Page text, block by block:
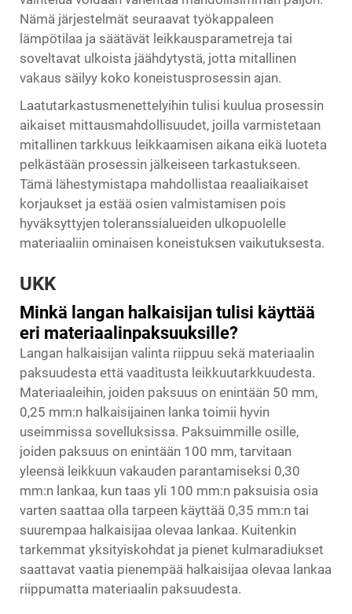
Nämä järjestelmät seuraavat työkappaleen
lämpötilaa ja säätävät leikkausparametreja tai
soveltavat ulkoista jäähdytystä, jotta mitallinen
vakaus säilyy koko koneistusprosessin ajan.
Laatutarkastusmenettelyihin tulisi kuulua prosessin
aikaiset mittausmahdollisuudet, joilla varmistetaan
mitallinen tarkkuus leikkaamisen aikana eikä luoteta
pelkästään prosessin jälkeiseen tarkastukseen.
Tämä lähestymistapa mahdollistaa reaaliaikaiset
korjaukset ja estää osien valmistamisen pois
hyväksyttyjen toleranssialueiden ulkopuolelle
materiaaliin ominaisen koneistuksen vaikutuksesta.
UKK
Minkä langan halkaisijan tulisi käyttää
eri materiaalinpaksuuksille?
Langan halkaisijan valinta riippuu sekä materiaalin
paksuudesta että vaaditusta leikkuutarkkuudesta.
Materiaaleihin, joiden paksuus on enintään 50 mm,
0,25 mm:n halkaisijainen lanka toimii hyvin
useimmissa sovelluksissa. Paksuimmille osille,
joiden paksuus on enintään 100 mm, tarvitaan
yleensä leikkuun vakauden parantamiseksi 0,30
mm:n lankaa, kun taas yli 100 mm:n paksuisia osia
varten saattaa olla tarpeen käyttää 0,35 mm:n tai
suurempaa halkaisijaa olevaa lankaa. Kuitenkin
tarkemmat yksityiskohdat ja pienet kulmaradiukset
saattavat vaatia pienempää halkaisijaa olevaa lankaa
riippumatta materiaalin paksuudesta.